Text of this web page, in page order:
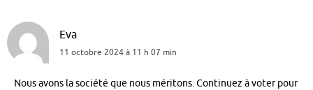
Eva
11 octobre 2024 à 11 h 07 min
Nous avons la société que nous méritons. Continuez à voter pour